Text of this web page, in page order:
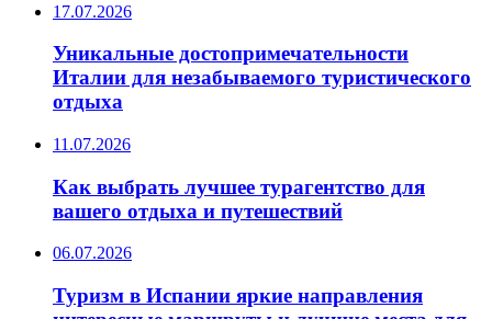
17.07.2026
Уникальные достопримечательности
Италии для незабываемого туристического
отдыха
11.07.2026
Как выбрать лучшее турагентство для
вашего отдыха и путешествий
06.07.2026
Туризм в Испании яркие направления